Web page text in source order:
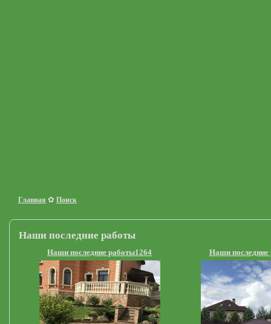
Главная ✿ Поиск
Наши последние работы
Наши последние работы1264 Наши последние